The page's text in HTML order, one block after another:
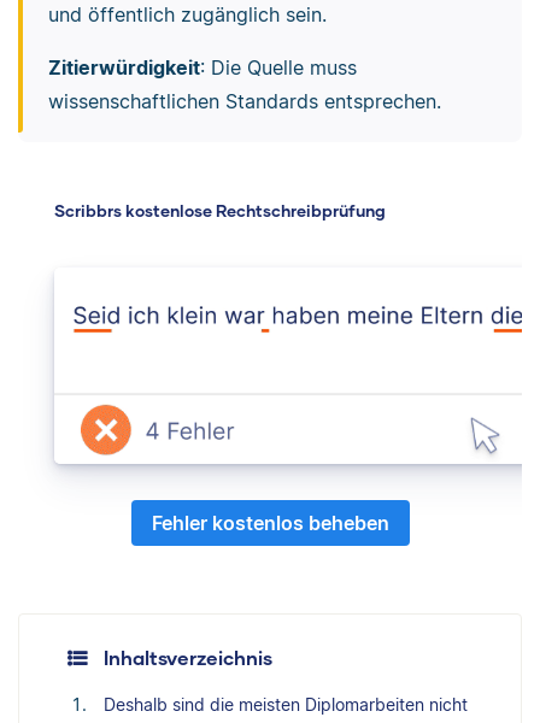
und öffentlich zugänglich sein.
Zitierwürdigkeit: Die Quelle muss
wissenschaftlichen Standards entsprechen.
Scribbrs kostenlose Rechtschreibprüfung
Fehler kostenlos beheben
Inhaltsverzeichnis
Deshalb sind die meisten Diplomarbeiten nicht